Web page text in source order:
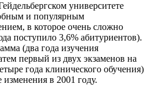
университете
и популярным
в которое очень сложно
поступило 3,6% абитуриентов).
(два года изучения
первый из двух экзаменов на
года клинического обучения)
в 2001 году.